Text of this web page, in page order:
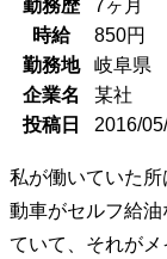
勤務歴
7ヶ月
時給
850円
勤務地
岐阜県
企業名
某社
投稿日
2016/
私が働いていた
動車がセルフ給
ていて、それが